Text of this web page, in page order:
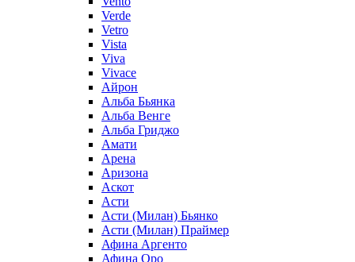
Verde
Vetro
Vista
Viva
Vivace
Айрон
Альба Бьянка
Альба Венге
Альба Гриджо
Амати
Арена
Аризона
Аскот
Асти
Асти (Милан) Бьянко
Асти (Милан) Праймер
Афина Аргенто
Афина Оро